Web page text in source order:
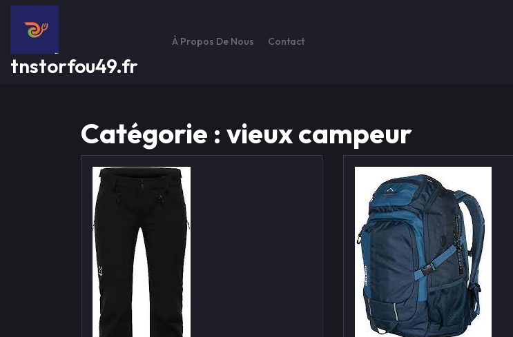
Passer
contenu
tnstorfou49.fr
À Propos De Nous Contact
Catégorie : vieux campeur